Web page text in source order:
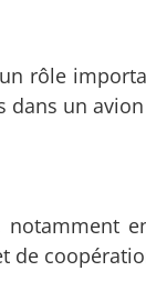
rôle
dans un
notamment
de